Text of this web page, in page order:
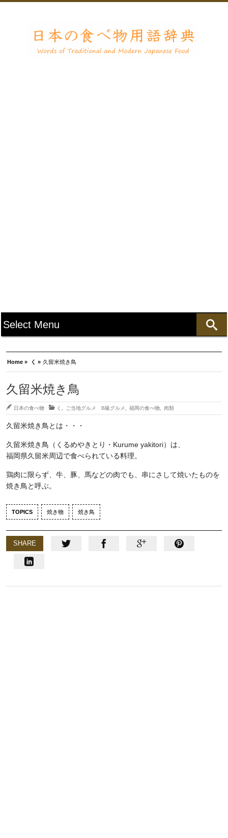
Home » く » 久留米焼き鳥
久留米焼き鳥
日本の食べ物 く ご当地グルメ B級グルメ 福岡の食べ物 肉類
久留米焼き鳥とは・・・
久留米焼き鳥（くるめやきとり・Kurume yakitori）は、
福岡県久留米周辺で食べられている料理。
鶏肉に限らず、牛、豚、馬などの肉でも、串にさして焼いたものを
焼き鳥と呼ぶ。
TOPICS 焼き物 焼き鳥
SHARE